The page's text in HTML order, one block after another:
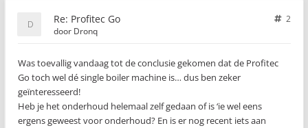
Re: Profitec Go
2
door Dronq
Was toevallig vandaag tot de conclusie gekomen dat de Profitec
Go toch wel dé single boiler machine is… dus ben zeker
geïnteresseerd!
Heb je het onderhoud helemaal zelf gedaan of is ‘ie wel eens
ergens geweest voor onderhoud? En is er nog recent iets aan